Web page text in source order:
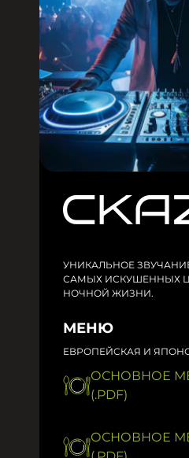
УНИКАЛЬНОЕ
САМЫХ ИСКУШЕННЫХ
НОЧНОЙ ЖИЗНИ.
МЕНЮ
ЕВРОПЕЙСКАЯ И
ОСНОВНОЕ
(.PDF)
ОСНОВНОЕ